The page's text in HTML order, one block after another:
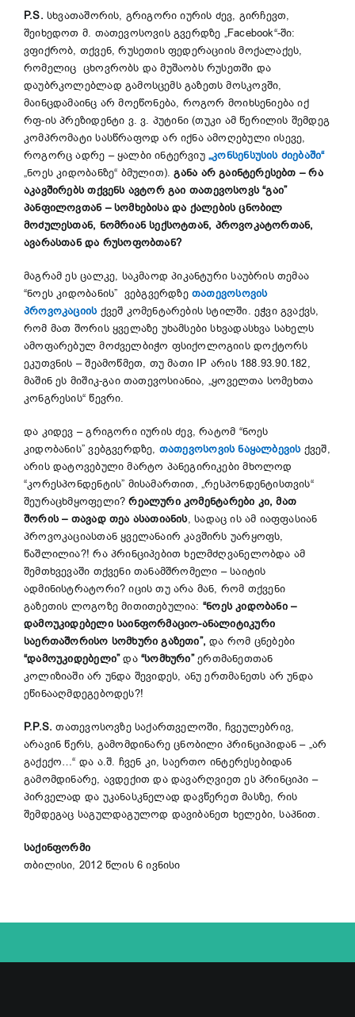
P.S. სხვათაშორის, გრიგორი იურის ძევ, გირჩევთ,
შეიხედოთ მ. თათევოსოვის გვერდზე „Facebook“-ში:
ვფიქრობ, თქვენ, რუსეთის ფედერაციის მოქალაქეს,
რომელიც ცხოვრობს და მუშაობს რუსეთში და
დაუბრკოლებლად გამოსცემს გაზეთს მოსკოვში,
მაინცდამაინც არ მოეწონება, როგორ მოიხსენიება იქ
რფ-ის პრეზიდენტი ვ. ვ. პუტინი (თუკი ამ წერილის შემდეგ
კომპრომატი სასწრაფოდ არ იქნა ამოღებული ისევე,
როგორც ადრე – ყალბი ინტერვიუ„კონსენსუსის ძიებაში“
„ნოეს კიდობანზე“ ბმულით).განა არ გაინტერესებთ – რა
აკავშირებს თქვენს ავტორ გაი თათევოსოვს“გაი”
პანფილოვთან–სომხებისა და ქალების ცნობილ
მოძულესთან, ნომრიან სექსოტთან, პროვოკატორთან,
ავარასთან და რუსოფობთან?
მაგრამ ეს ცალკე, საკმაოდ პიკანტური საუბრის თემაა
“ნოეს კიდობანის” ვებგვერდზეთათევოსოვის
პროვოკაციისქვეშ კომენტარების სტილში. ეჭვი გვაქვს,
რომ მათ შორის ყველაზე უხამსები სხვადასხვა სახელს
ამოფარებულ მოძველბიჭო ფსიქოლოგიის დოქტორს
ეკუთვნის – შეამოწმეთ, თუ მათი IP არის 188.93.90.182,
მაშინ ეს მიშიკ-გაი თათევოსიანია, „ყოველთა სომეხთა
კონგრესის“ წევრი.
და კიდევ – გრიგორი იურის ძევ, რატომ “ნოეს
კიდობანის” ვებგვერდზე, თათევოსოვის ნაყალბევისქვეშ,
არის დატოვებული მარტო პანეგირიკები მხოლოდ
“კორესპონდენტის” მისამართით, „რესპონდენტისთვის“
შეურაცხმყოფელი?რეალური კომენტარები კი, მათ
შორის– თავად თეა ასათიანის, სადაც ის ამ იაფფასიან
პროვოკაციასთან ყველანაირ კავშირს უარყოფს,
წაშლილია?! რა პრინციპებით ხელმძღვანელობდა ამ
შემთხვევაში თქვენი თანამშრომელი – საიტის
ადმინისტრატორი? იცის თუ არა მან, რომ თქვენი
გაზეთის ლოგოზე მითითებულია: “ნოეს კიდობანი–
დამოუკიდებელი საინფორმაციო-ანალიტიკური
საერთაშორისო სომხური გაზეთი”, და რომ ცნებები
“დამოუკიდებელი”და “სომხური”ერთმანეთთან
კოლიზიაში არ უნდა შევიდეს, ანუ ერთმანეთს არ უნდა
ეწინააღმდეგებოდეს?!
P.P.S. თათევოსოვზე საქართველოში, ჩვეულებრივ,
არავინ წერს, გამომდინარე ცნობილი პრინციპიდან – „არ
გაქექო…“ და ა.შ. ჩვენ კი, საერთო ინტერესებიდან
გამომდინარე, ავდექით და დავარღვიეთ ეს პრინციპი –
პირველად და უკანასკნელად დავწერეთ მასზე, რის
შემდეგაც საგულდაგულოდ დავიბანეთ ხელები, საპნით.
საქინფორმი
თბილისი, 2012 წლის 6 ივნისი